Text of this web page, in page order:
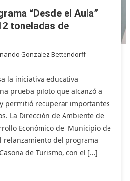
“Desde el Aula”
toneladas de
Gonzalez Bettendorff
la iniciativa educativa
prueba piloto que alcanzó a
permitió recuperar importantes
La Dirección de Ambiente de
Económico del Municipio de
relanzamiento del programa
de Turismo, con el […]